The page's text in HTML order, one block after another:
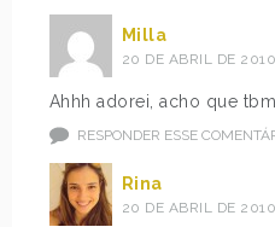
Milla
20 DE ABRIL DE
Ahhh adorei, acho que
RESPONDER ESSE
Rina
20 DE ABRIL DE 2010